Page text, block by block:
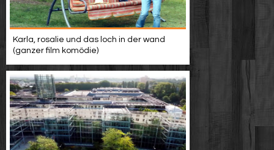
Karla, rosalie und das loch in der wand
(ganzer film komödie)